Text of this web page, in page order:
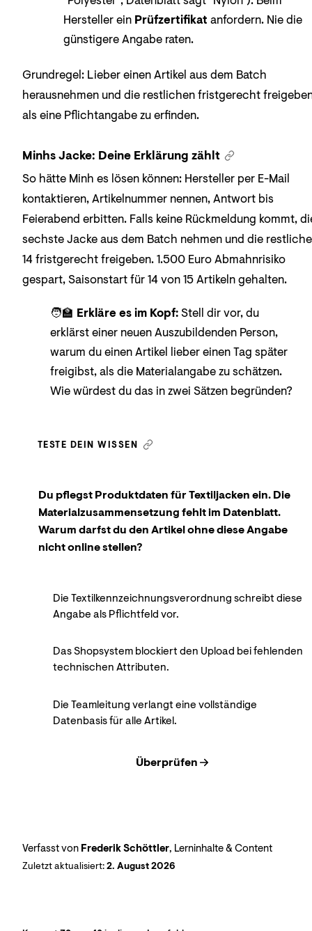
Hersteller ein Prüfzertifikat anfordern. Nie die
günstigere Angabe raten.
Grundregel: Lieber einen Artikel aus dem Batch
herausnehmen und die restlichen fristgerecht
als eine Pflichtangabe zu erfinden.
Minhs Jacke: Deine Erklärung zählt
So hätte Minh es lösen können: Hersteller per E-Mail
kontaktieren, Artikelnummer nennen, Antwort bis
Feierabend erbitten. Falls keine Rückmeldung kommt,
sechste Jacke aus dem Batch nehmen und die
14 fristgerecht freigeben. 1.500 Euro Abmahnrisiko
gespart, Saisonstart für 14 von 15 Artikeln gehalten.
🧑‍🏫 Erkläre es im Kopf:Stell dir vor, du
erklärst einer neuen Auszubildenden Person,
warum du einen Artikel lieber einen Tag später
freigibst, als die Materialangabe zu schätzen.
Wie würdest du das in zwei Sätzen begründen?
TESTE DEIN WISSEN
Du pflegst Produktdaten für Textiljacken ein. Die
Materialzusammensetzung fehlt im Datenblatt.
Warum darfst du den Artikel ohne diese Angabe
nicht online stellen?
Die Textilkennzeichnungsverordnung schreibt diese
Angabe als Pflichtfeld vor.
Das Shopsystem blockiert den Upload bei fehlenden
technischen Attributen.
Die Teamleitung verlangt eine vollständige
Datenbasis für alle Artikel.
Überprüfen
Verfasst von Frederik Schöttler, Lerninhalte & Content
Zuletzt aktualisiert:2. August 2026